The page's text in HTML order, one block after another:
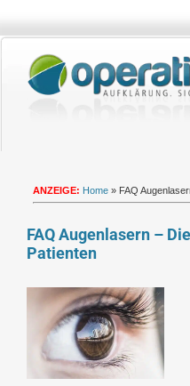
springen
ANZEIGE: Home » FAQ
FAQ Augenlasern –
Patienten
grösseres